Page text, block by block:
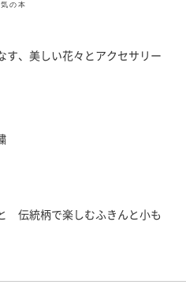
の本
す、美しい花々とアクセサリー
伝統柄で楽しむふきんと小も